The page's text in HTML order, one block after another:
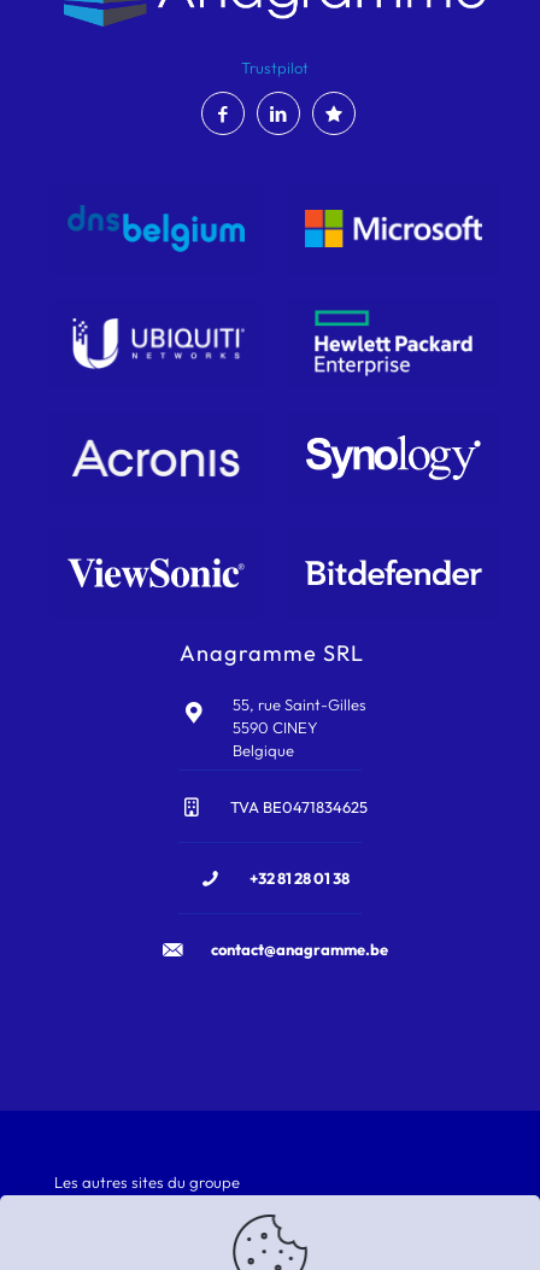
Trustpilot
Anagramme SRL
55, rue Saint-Gilles
5590 CINEY
Belgique
TVA BE0471834625
+32 81 28 01 38
contact@anagramme.be
Les autres sites du groupe